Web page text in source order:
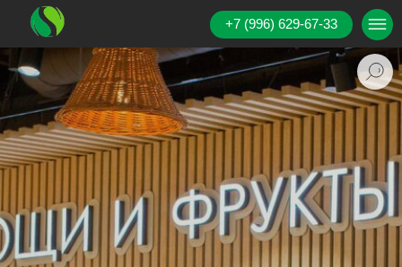
+7 (996) 629-67-33